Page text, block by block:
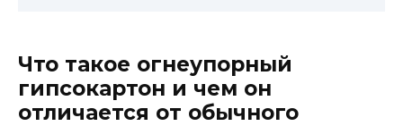
Что такое огнеупорный
гипсокартон и чем он
отличается от обычного